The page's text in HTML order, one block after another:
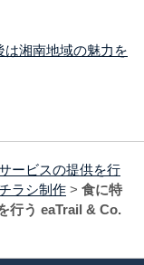
湘南地域の魅力を
ービスの提供を行
ラシ制作 > 食に特
行う eaTrail & Co.